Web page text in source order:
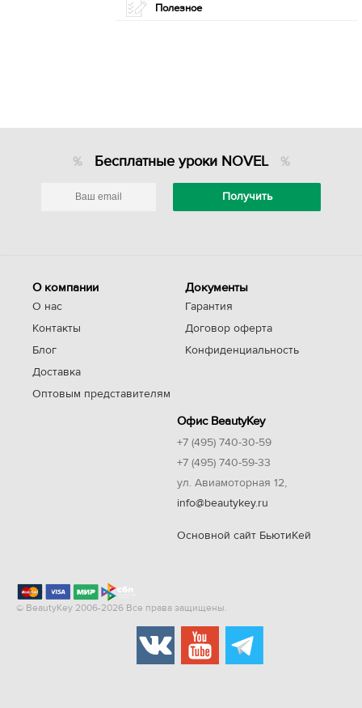
Полезное
Бесплатные уроки NOVEL
О компании
О нас
Контакты
Блог
Доставка
Оптовым представителям
Документы
Гарантия
Договор оферта
Конфиденциальность
Офис BeautyKey
+7 (495) 740-30-59
+7 (495) 740-59-33
ул. Авиамоторная 12,
info@beautykey.ru
Основной сайт БьютиКей
© BeautyKey 2006-2026 Все права защищены.